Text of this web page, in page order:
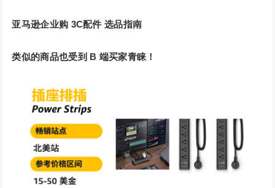
亚马逊企业购 3C配件 选品指南
类似的商品也受到 B 端买家青睐！